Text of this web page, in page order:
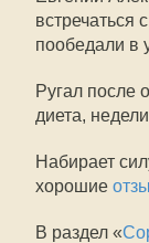
встречаться
пообедали в
Ругал после
диета,
Набирает
хорошие
В раздел «